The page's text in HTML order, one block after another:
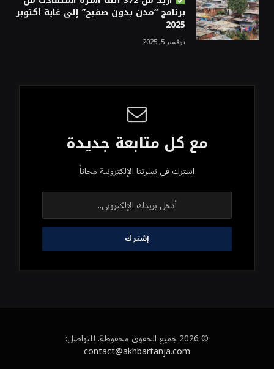
برنامج “مدن بدون صفيح” إلى غاية أكتوبر
2025
نوفمبر 5, 2025
مع كل متابعة جديدة
اشترك في نشرتنا الإلكترونية مجاناً
© 2026 جميع الحقوق محفوظة. للتواصل:
contact@akhbartanja.com